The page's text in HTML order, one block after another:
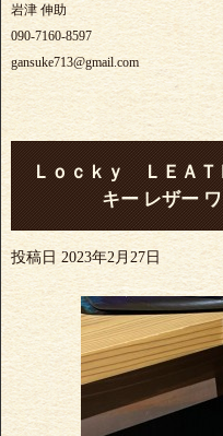
岩津 伸助
090-7160-8597
gansuke713@gmail.com
Ｌｏｃｋｙ ＬＥＡ
キー レザー
投稿日 2023年2月27日